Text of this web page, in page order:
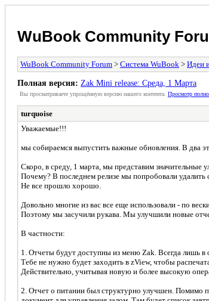
WuBook Community
WuBook Community Forum > Система WuBook > Идеи
Полная версия: Zak Mini release: Среда, 1 Марта
Вы просматриваете упрощённую версию нашего контента. Просмотр
turquoise
Уважаемые!!!
мы собираемся выпустить важные обновления. В два
Скоро, в среду, 1 марта, мы представим значительные
Почему? В последнем релизе мы попробовали удалить
Не все прошло хорошо.
Довольно многие из вас все еще использовали - по
Поэтому мы засучили рукава. Мы улучшили новые
В частности:
1. Отчеты будут доступны из меню Zak. Всегда лишь в
Тебе не нужно будет заходить в zView, чтобы
Действительно, учитывая новую и более высокую
2. Отчет о питании был структурно улучшен. Помимо